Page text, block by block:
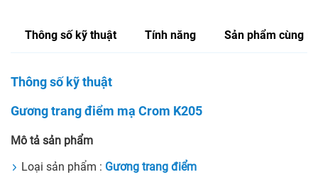
Thông số kỹ thuật Tính năng Sản phẩm cùng
Thông số kỹ thuật
Gương trang điểm mạ Crom K205
Mô tả sản phẩm
Loại sản phẩm : Gương trang điểm